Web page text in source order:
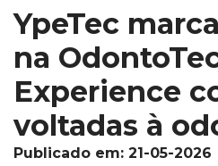
YpeTec
na
Experience
voltadas à
Publicado em: 21-05-2026